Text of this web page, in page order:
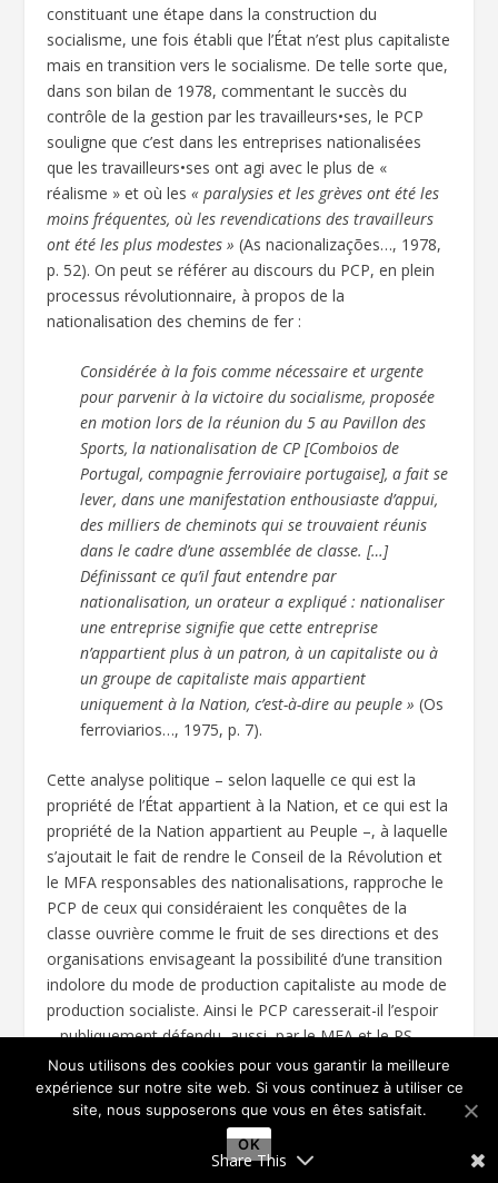
constituant une étape dans la construction du
socialisme, une fois établi que l’État n’est plus capitaliste
mais en transition vers le socialisme. De telle sorte que,
dans son bilan de 1978, commentant le succès du
contrôle de la gestion par les travailleurs•ses, le PCP
souligne que c’est dans les entreprises nationalisées
que les travailleurs•ses ont agi avec le plus de «
réalisme » et où les« paralysies et les grèves ont été les
moins fréquentes, où les revendications des travailleurs
ont été les plus modestes » (As nacionalizações…, 1978,
p. 52). On peut se référer au discours du PCP, en plein
processus révolutionnaire, à propos de la
nationalisation des chemins de fer :
Considérée à la fois comme nécessaire et urgente
pour parvenir à la victoire du socialisme, proposée
en motion lors de la réunion du 5 au Pavillon des
Sports, la nationalisation de CP [Comboios de
Portugal, compagnie ferroviaire portugaise], a fait se
lever, dans une manifestation enthousiaste d’appui,
des milliers de cheminots qui se trouvaient réunis
dans le cadre d’une assemblée de classe. […]
Définissant ce qu’il faut entendre par
nationalisation, un orateur a expliqué : nationaliser
une entreprise signifie que cette entreprise
n’appartient plus à un patron, à un capitaliste ou à
un groupe de capitaliste mais appartient
uniquement à la Nation, c’est-à-dire au peuple » (Os
ferroviarios…, 1975, p. 7).
Cette analyse politique – selon laquelle ce qui est la
propriété de l’État appartient à la Nation, et ce qui est la
propriété de la Nation appartient au Peuple –, à laquelle
s’ajoutait le fait de rendre le Conseil de la Révolution et
le MFA responsables des nationalisations, rapproche le
PCP de ceux qui considéraient les conquêtes de la
classe ouvrière comme le fruit de ses directions et des
organisations envisageant la possibilité d’une transition
indolore du mode de production capitaliste au mode de
production socialiste. Ainsi le PCP caresserait-il l’espoir
– publiquement défendu, aussi, par le MFA et le PS –
que cette transition puisse être réalisée selon les
mêmes modalités qui avaient présidé au changement
de régime par l’intervention du MFA, c’est-à-dire
quasiment sans morts (dans la métropole du moins),
sans prise du pouvoir par la classe ouvrière, et en
Share This
Nous utilisons des cookies pour vous garantir la meilleure
expérience sur notre site web. Si vous continuez à utiliser ce
site, nous supposerons que vous en êtes satisfait.
OK